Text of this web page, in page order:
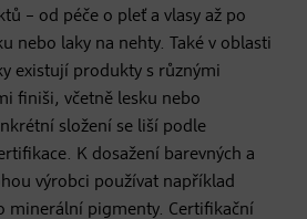
– od péče o pleť a vlasy až po
nebo laky na nehty. Také v oblasti
existují produkty s různými
finiši, včetně lesku nebo
složení se liší podle
K dosažení barevných a
výrobci používat například
minerální pigmenty. Certifikační